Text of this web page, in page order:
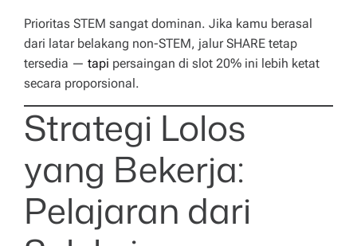
Prioritas STEM sangat dominan. Jika kamu berasal
dari latar belakang non-STEM, jalur SHARE tetap
tersedia — tapi persaingan di slot 20% ini lebih ketat
secara proporsional.
Strategi Lolos
yang Bekerja:
Pelajaran dari